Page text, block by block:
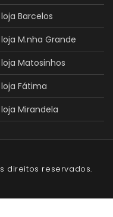
Barcelos
M.nha Grande
Matosinhos
Fátima
Mirandela
direitos reservados.